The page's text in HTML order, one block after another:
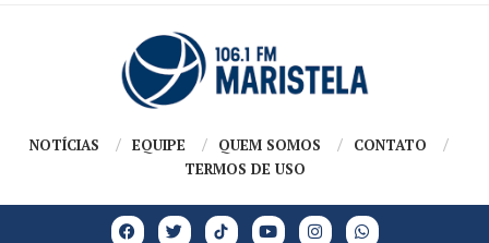
NOTÍCIAS EQUIPE QUEM SOMOS
CONTATO
TERMOS DE USO